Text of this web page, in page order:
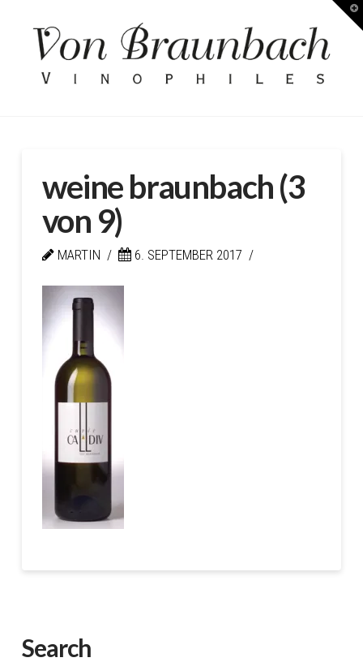
Kellerei
Braunbach
weine braunbach (3
von 9)
MARTIN 6. SEPTEMBER 2017
Search